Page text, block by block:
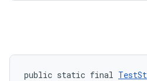
public static final